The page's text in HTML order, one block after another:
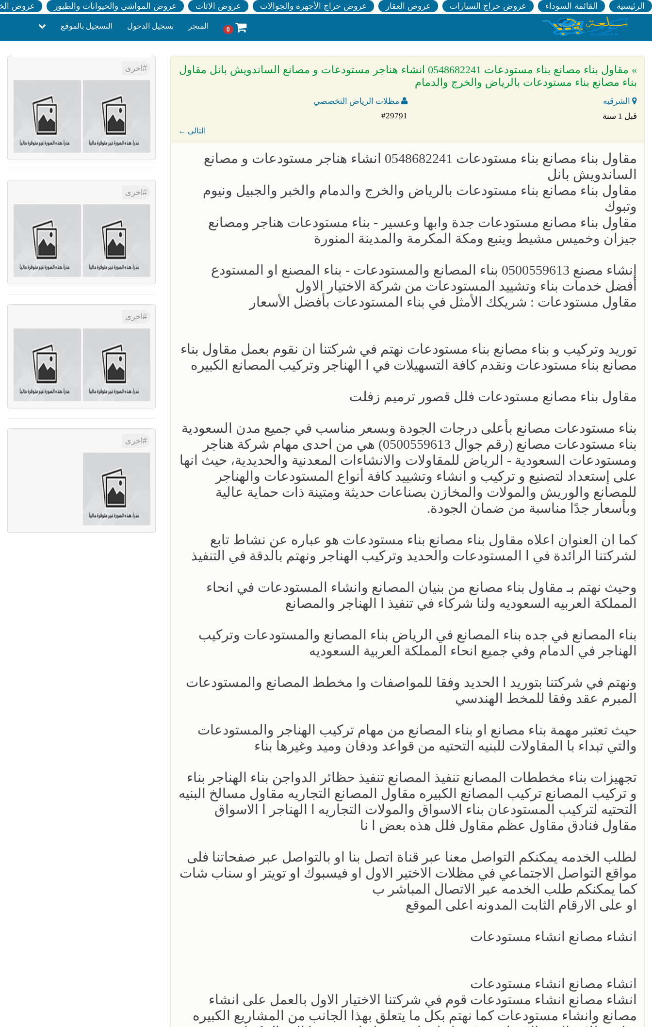
الرئيسية القائمة السوداء عروض حراج السيارات عروض العقار عروض حراج الأجهزة والجوالات عروض الاثاث عروض المواشي والحيوانات والطيور عروض
0 المتجر تسجيل الدخول التسجيل بالموقع
» مقاول بناء مصانع بناء مستودعات 0548682241 انشاء هناجر مستودعات و مصانع الساندويش بانل مقاول
بناء مصانع بناء مستودعات بالرياض والخرج والدمام
الشرقيه
مظلات الرياض التخصصي
قبل 1 سنة
#29791
← التالي
مقاول بناء مصانع بناء مستودعات 0548682241 انشاء هناجر مستودعات و مصانع
الساندويش بانل
مقاول بناء مصانع بناء مستودعات بالرياض والخرج والدمام والخبر والجبيل ونيوم
وتبوك
مقاول بناء مصانع مستودعات جدة وابها وعسير - بناء مستودعات هناجر ومصانع
جيزان وخميس مشيط وينبع ومكة المكرمة والمدينة المنورة
إنشاء مصنع 0500559613 بناء المصانع والمستودعات - بناء المصنع او المستودع
أفضل خدمات بناء وتشييد المستودعات من شركة الاختيار الاول
مقاول مستودعات : شريكك الأمثل في بناء المستودعات بأفضل الأسعار
توريد وتركيب و بناء مصانع بناء مستودعات نهتم في شركتنا ان نقوم بعمل مقاول بناء
مصانع بناء مستودعات ونقدم كافة التسهيلات في ا الهناجر وتركيب المصانع الكبيره
مقاول بناء مصانع مستودعات فلل قصور ترميم زفلت
بناء مستودعات مصانع بأعلى درجات الجودة وبسعر مناسب في جميع مدن السعودية
بناء مستودعات مصانع (رقم جوال 0500559613) هي من احدى مهام شركة هناجر
ومستودعات السعودية - الرياض للمقاولات والانشاءات المعدنية والحديدية، حيث انها
على إستعداد لتصنيع و تركيب و انشاء وتشييد كافة أنواع المستودعات والهناجر
للمصانع والوريش والمولات والمخازن بصناعات حديثة ومتينة ذات حماية عالية
وبأسعار جدًا مناسبة من ضمان الجودة.
كما ان العنوان اعلاه مقاول بناء مصانع بناء مستودعات هو عباره عن نشاط تابع
لشركتنا الرائدة في ا المستودعات والحديد وتركيب الهناجر ونهتم بالدقة في التنفيذ
وحيث نهتم بـ مقاول بناء مصانع من بنيان المصانع وانشاء المستودعات في انحاء
المملكة العربيه السعوديه ولنا شركاء في تنفيذ ا الهناجر والمصانع
بناء المصانع في جده بناء المصانع في الرياض بناء المصانع والمستودعات وتركيب
الهناجر في الدمام وفي جميع انحاء المملكة العربية السعوديه
ونهتم في شركتنا بتوريد ا الحديد وفقا للمواصفات وا مخطط المصانع والمستودعات
المبرم عقد وفقا للمخط الهندسي
حيث تعتبر مهمة بناء مصانع او بناء المصانع من مهام تركيب الهناجر والمستودعات
والتي تبداء با المقاولات للبنيه التحتيه من قواعد ودفان وميد وغيرها بناء
تجهيزات بناء مخططات المصانع تنفيذ المصانع تنفيذ حظائر الدواجن بناء الهناجر بناء
و تركيب المصانع تركيب المصانع الكبيره مقاول المصانع التجاريه مقاول مسالخ البنيه
التحتيه لتركيب المستودعان بناء الاسواق والمولات التجاريه ا الهناجر ا الاسواق
مقاول فنادق مقاول عظم مقاول فلل هذه بعض ا نا
لطلب الخدمه يمكنكم التواصل معنا عبر قناة اتصل بنا او بالتواصل عبر صفحاتنا فلى
مواقع التواصل الاجتماعي في مظلات الاختير الاول او فيسبوك او تويتر او سناب شات
كما يمكنكم طلب الخدمه عبر الاتصال المباشر ب
او على الارقام الثابت المدونه اعلى الموقع
انشاء مصانع انشاء مستودعات
انشاء مصانع انشاء مستودعات
انشاء مصانع انشاء مستودعات قوم في شركتنا الاختيار الاول بالعمل على انشاء
مصانع وانشاء مستودعات كما نهتم بكل ما يتعلق بهذا الجانب من المشاريع الكبيره
اخرى
اخرى
اخرى
اخرى